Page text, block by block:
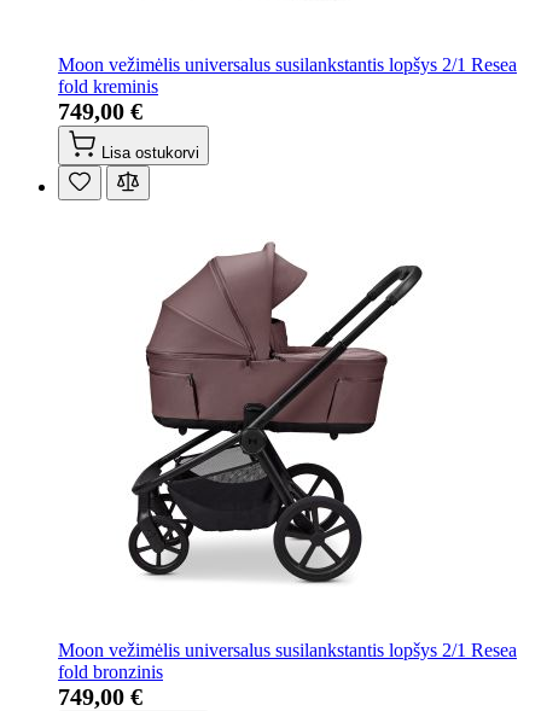
Moon vežimėlis universalus susilankstantis lopšys 2/1 Resea
fold kreminis
749,00 €
Lisa ostukorvi
Moon vežimėlis universalus susilankstantis lopšys 2/1 Resea
fold bronzinis
749,00 €